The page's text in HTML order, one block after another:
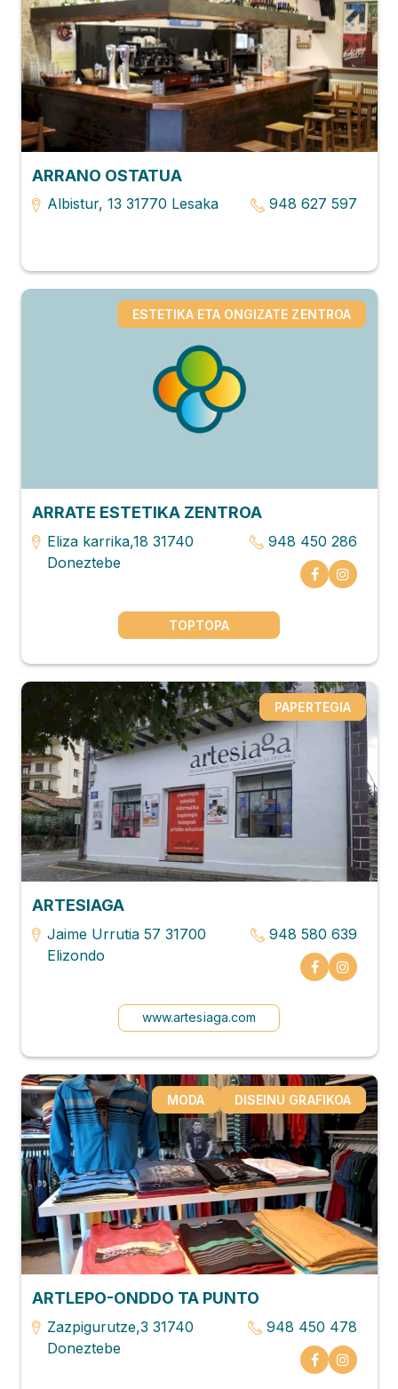
ARRANO OSTATUA
Albistur, 13 31770 Lesaka 948 627 597
ESTETIKA ETA ONGIZATE ZENTROA
ARRATE ESTETIKA ZENTROA
Eliza karrika,18 31740
Doneztebe
948 450 286
TOPTOPA
PAPERTEGIA
ARTESIAGA
Jaime Urrutia 57 31700
Elizondo
948 580 639
www.artesiaga.com
MODA DISEINU GRAFIKOA
ARTLEPO-ONDDO TA PUNTO
Zazpigurutze,3 31740
Doneztebe
948 450 478